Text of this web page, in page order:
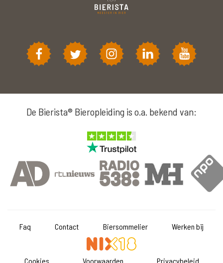
De Bierista® Bieropleiding is o.a. bekend van:
Faq Contact Biersommelier Werken bij
Cookies Voorwaarden Privacybeleid